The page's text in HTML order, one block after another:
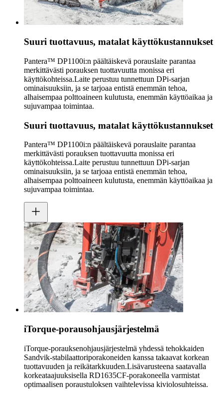
Suuri tuottavuus, matalat käyttökustannukset
Pantera™ DP1100i:n päältäiskevä porauslaite parantaa
merkittävästi porauksen tuottavuutta monissa eri
käyttökohteissa.Laite perustuu tunnettuun DPi-sarjan
ominaisuuksiin, ja se tarjoaa entistä enemmän tehoa,
alhaisempaa polttoaineen kulutusta, enemmän käyttöaikaa ja
sujuvampaa toimintaa.
Suuri tuottavuus, matalat käyttökustannukset
Pantera™ DP1100i:n päältäiskevä porauslaite parantaa
merkittävästi porauksen tuottavuutta monissa eri
käyttökohteissa.Laite perustuu tunnettuun DPi-sarjan
ominaisuuksiin, ja se tarjoaa entistä enemmän tehoa,
alhaisempaa polttoaineen kulutusta, enemmän käyttöaikaa ja
sujuvampaa toimintaa.
iTorque-porausohjausjärjestelmä
iTorque-porauksenohjausjärjestelmä yhdessä tehokkaiden
Sandvik-stabilaattoriporakoneiden kanssa takaavat korkean
tuottavuuden ja reikätarkkuuden.Lisävarusteena saatavalla
korkeataajuuksisella RD1635CF-porakoneella varmistat
optimaalisen poraustuloksen vaihtelevissa kiviolosuhteissa.